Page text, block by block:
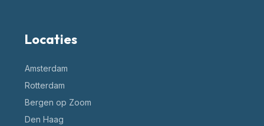
Locaties
Amsterdam
Rotterdam
Bergen op Zoom
Den Haag